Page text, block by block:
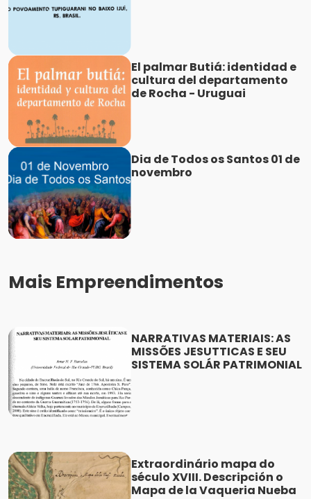
El palmar Butiá: identidad e
cultura del departamento
de Rocha - Uruguai
Dia de Todos os Santos 01 de
novembro
Mais Empreendimentos
NARRATIVAS MATERIAIS: AS
MISSÕES JESUTTICAS E SEU
SISTEMA SOLÁR PATRIMONIAL
Extraordinário mapa do
século XVIII. Descripción o
Mapa de la Vaqueria Nueba